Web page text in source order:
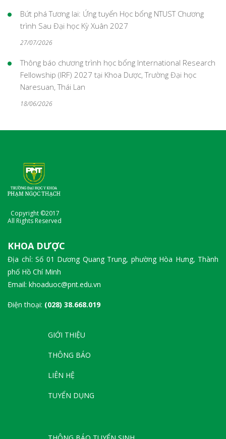
Bứt phá Tương lai: Ứng tuyển Học bổng NTUST Chương
trình Sau Đại học Kỳ Xuân 2027
27/07/2026
Thông báo chương trình học bổng International Research
Fellowship (IRF) 2027 tại Khoa Dược, Trường Đại học
Naresuan, Thái Lan
18/06/2026
Copyright ©2017
All Rights Reserved
KHOA DƯỢC
Địa chỉ: Số 01 Dương Quang Trung, phường Hòa Hưng, Thành
phố Hồ Chí Minh
Email: khoaduoc@pnt.edu.vn
Điện thoại: (028) 38.668.019
GIỚI THIỆU
THÔNG BÁO
LIÊN HỆ
TUYỂN DỤNG